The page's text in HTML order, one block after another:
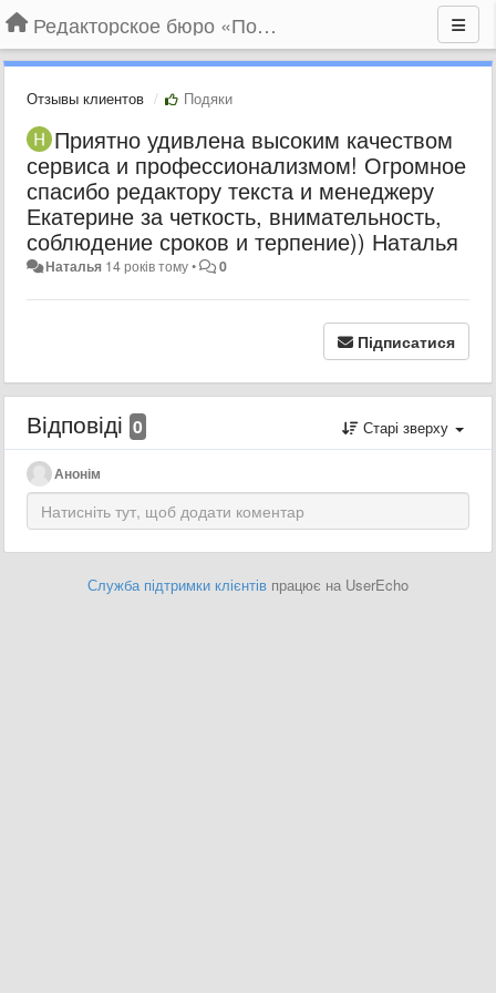
Редакторское бюро «По правилам»
Отзывы клиентов Подяки
Приятно удивлена высоким качеством
сервиса и профессионализмом! Огромное
спасибо редактору текста и менеджеру
Екатерине за четкость, внимательность,
соблюдение сроков и терпение)) Наталья
Наталья 14 років тому• 0
Підписатися
Відповіді 0 Старі зверху
Анонім
Служба підтримки клієнтів працює на UserEcho